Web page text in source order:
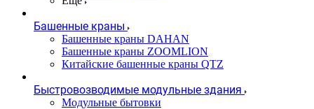
Башенные краны
Башенные краны DAHAN
Башенные краны ZOOMLION
Китайские башенные краны QTZ
Быстровозводимые модульные здания
Модульные бытовки